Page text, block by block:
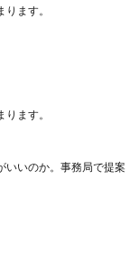
ます。
ます。
いいのか。事務局で提案